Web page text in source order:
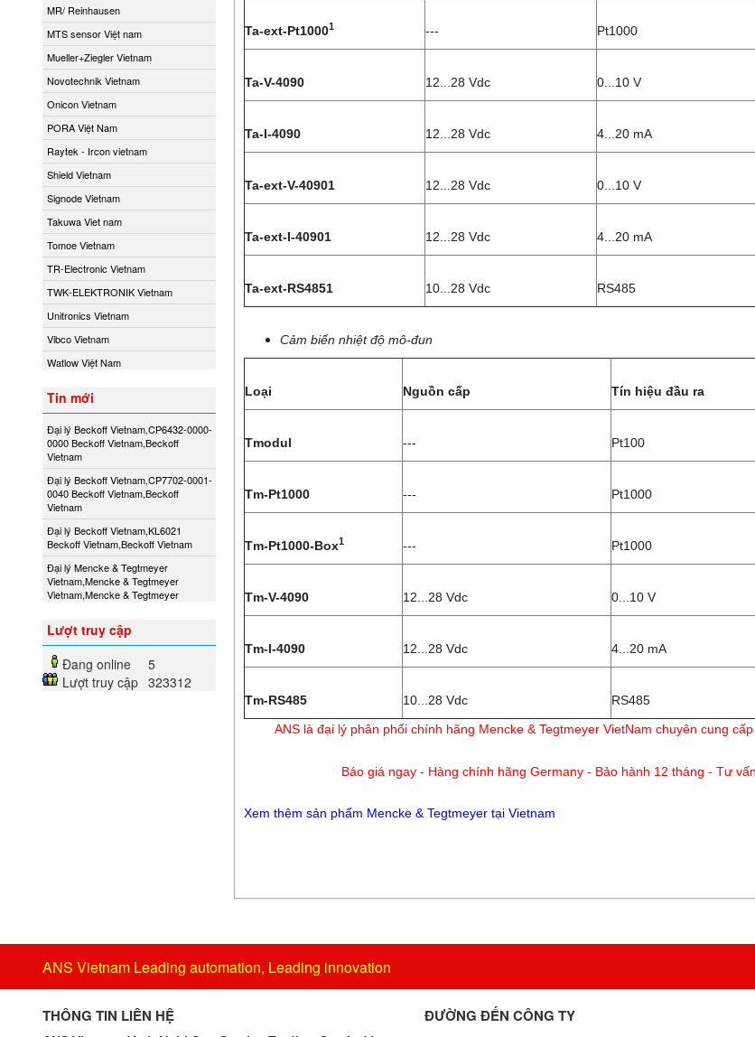
MR/ Reinhausen
MTS sensor Việt nam
Mueller+Ziegler Vietnam
Novotechnik Vietnam
Onicon Vietnam
PORA Việt Nam
Raytek - Ircon vietnam
Shield Vietnam
Signode Vietnam
Takuwa Viet nam
Tomoe Vietnam
TR-Electronic Vietnam
TWK-ELEKTRONIK Vietnam
Unitronics Vietnam
Vibco Vietnam
Watlow Việt Nam
Tin mới
Đại lý Beckoff Vietnam,CP6432-0000-
0000 Beckoff Vietnam,Beckoff
Vietnam
Đại lý Beckoff Vietnam,CP7702-0001-
0040 Beckoff Vietnam,Beckoff
Vietnam
Đại lý Beckoff Vietnam,KL6021
Beckoff Vietnam,Beckoff Vietnam
Đại lý Mencke & Tegtmeyer
Vietnam,Mencke & Tegtmeyer
Vietnam,Mencke & Tegtmeyer
Lượt truy cập
Đang online
5
Lượt truy cập 323312
Ta-ext-Pt10001 --- Pt1000
Ta-V-4090 12...28 Vdc 0...10 V
Ta-I-4090 12...28 Vdc 4...20 mA
Ta-ext-V-40901 12...28 Vdc 0...10 V
Ta-ext-I-40901 12...28 Vdc 4...20 mA
Ta-ext-RS4851 10...28 Vdc RS485
Cảm biến nhiệt độ mô-đun
Loại Nguồn cấp Tín hiệu đầu ra
Tmodul --- Pt100
Tm-Pt1000 --- Pt1000
Tm-Pt1000-Box1 --- Pt1000
Tm-V-4090 12...28 Vdc 0...10 V
Tm-I-4090 12...28 Vdc 4...20 mA
Tm-RS485 10...28 Vdc RS485
ANS là đại lý phân phối chính hãng Mencke & Tegtmeyer VietNam chuyên cung
Báo giá ngay - Hàng chính hãng Germany - Bảo hành 12 tháng - Tư
Xem thêm sản phẩm Mencke & Tegtmeyer tại Vietnam
ANS Vietnam Leading automation, Leading innovation
THÔNG TIN LIÊN HỆ ĐƯỜNG ĐẾN CÔNG TY